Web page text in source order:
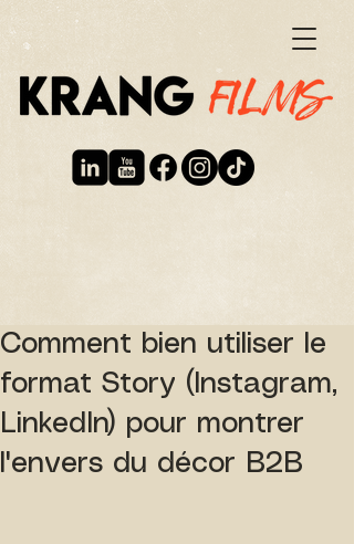
Comment bien utiliser le
format Story (Instagram,
LinkedIn) pour montrer
l'envers du décor B2B